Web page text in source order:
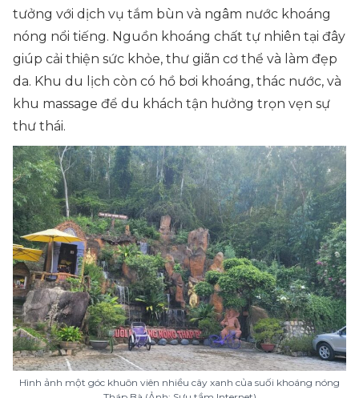
tưởng với dịch vụ tắm bùn và ngâm nước khoáng
nóng nổi tiếng. Nguồn khoáng chất tự nhiên tại đây
giúp cải thiện sức khỏe, thư giãn cơ thể và làm đẹp
da. Khu du lịch còn có hồ bơi khoáng, thác nước, và
khu massage để du khách tận hưởng trọn vẹn sự
thư thái.
Hình ảnh một góc khuôn viên nhiều cây xanh của suối khoáng nóng